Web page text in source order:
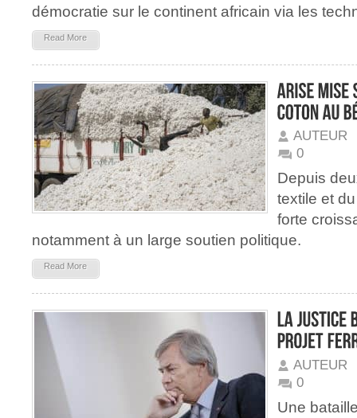
démocratie sur le continent africain via les
Read More
AUTEUR
0
Depuis
textile et
forte
notamment à un large soutien politique.
Read More
AUTEUR
0
Une